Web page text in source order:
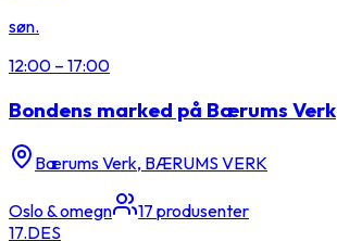
søn.
12:00 – 17:00
Bondens marked på Bærums Verk
Bærums Verk, BÆRUMS VERK
Oslo & omegn 17 produsenter
17.DES